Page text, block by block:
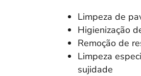
Limpeza de
Higienização
Remoção de
Limpeza
sujidade